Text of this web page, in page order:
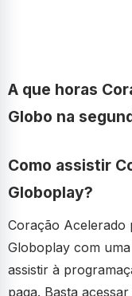
A que horas
Globo na
Como assistir
Globoplay?
Coração Acelerado
Globoplay com
assistir à
paga. Basta